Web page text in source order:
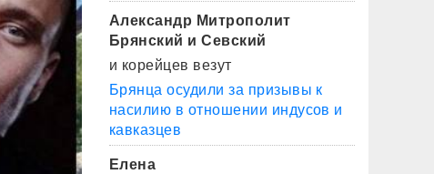
Александр Митрополит
Брянский и Севский
и корейцев везут
Брянца осудили за призывы к
насилию в отношении индусов и
кавказцев
Елена